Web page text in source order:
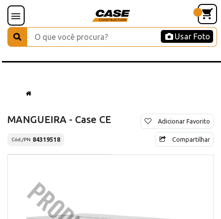
Usar Foto
MANGUEIRA - Case CE
Cód./PN 84319518
Adicionar Favorito
Compartilhar